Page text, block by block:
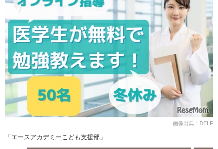
画像出典：DELF
「エースアカデミーこども支援部」